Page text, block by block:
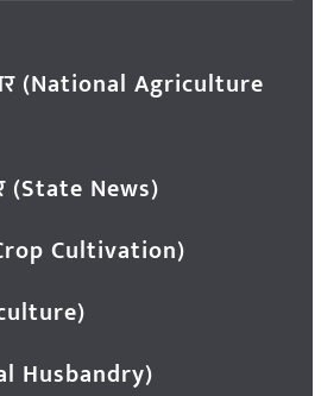
(National Agriculture
(State News)
Cultivation)
Husbandry)